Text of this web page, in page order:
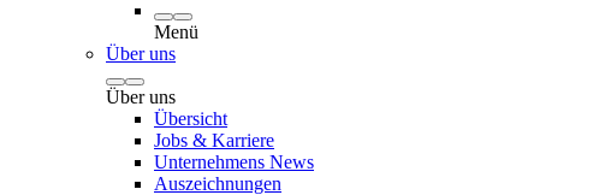
Menü
Über uns
Über uns
Übersicht
Jobs & Karriere
Unternehmens News
Auszeichnungen